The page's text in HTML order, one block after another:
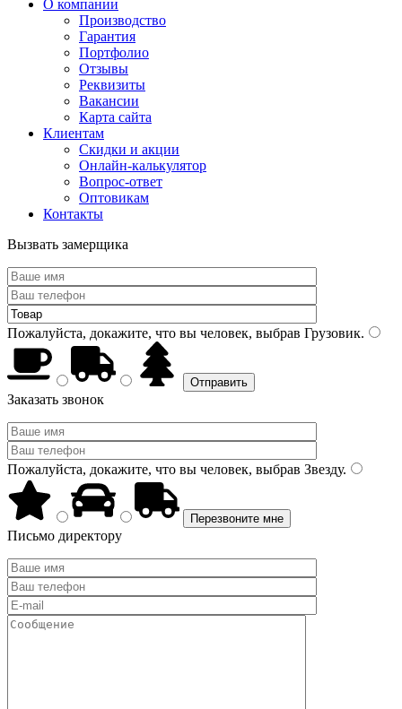
О компании
Производство
Гарантия
Портфолио
Отзывы
Реквизиты
Вакансии
Карта сайта
Клиентам
Скидки и акции
Онлайн-калькулятор
Вопрос-ответ
Оптовикам
Контакты
Вызвать замерщика
Пожалуйста, докажите, что вы человек, выбрав Грузовик.
Заказать звонок
Пожалуйста, докажите, что вы человек, выбрав Звезду.
Письмо директору